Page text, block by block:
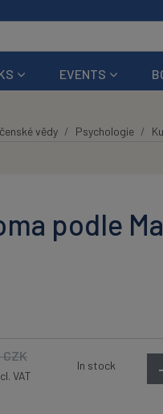
EVENTS
vědy Psychologie
podle
CZK
VAT
In stock